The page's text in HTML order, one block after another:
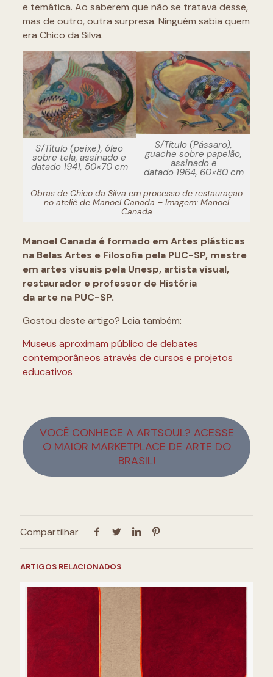
e temática. Ao saberem que não se tratava desse,
mas de outro, outra surpresa. Ninguém sabia quem
era Chico da Silva.
S/Título (peixe), óleo
sobre tela, assinado e
datado 1941, 50×70 cm
S/Título (Pássaro),
guache sobre papelão,
assinado e
datado 1964, 60×80 cm
Obras de Chico da Silva em processo de restauração
no ateliê de Manoel Canada – Imagem: Manoel
Canada
Manoel Canada é formado em Artes plásticas
na Belas Artes e Filosofia pela PUC-SP, mestre
em artes visuais pela Unesp, artista visual,
restaurador e professor de História
da arte na PUC-SP.
Gostou deste artigo? Leia também:
Museus aproximam público de debates
contemporâneos através de cursos e projetos
educativos
VOCÊ CONHECE A ARTSOUL? ACESSE
O MAIOR MARKETPLACE DE ARTE DO
BRASIL!
Compartilhar
ARTIGOS RELACIONADOS